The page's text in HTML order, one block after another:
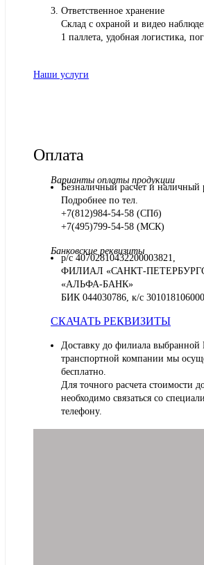
Ответственное хранение
Склад с охраной и видео
1 паллета, удобная логистика,
Наши услуги
Оплата
Варианты оплаты продукции
Безналичный расчет и наличный
Подробнее по тел.
+7(812)984-54-58 (СПб)
+7(495)799-54-58 (МСК)
Банковские реквизиты
р/с 40702810432200003821,
ФИЛИАЛ «САНКТ-
«АЛЬФА-БАНК»
БИК 044030786, к/с
СКАЧАТЬ РЕКВИЗИТЫ
Доставку до филиала выбранной
транспортной компании мы
бесплатно.
Для точного расчета стоимости
необходимо связаться со
телефону.